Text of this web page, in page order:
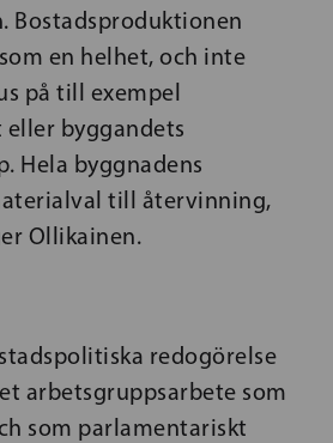
Bostadsproduktionen
en helhet, och inte
på till exempel
byggandets
Hela byggnadens
till återvinning,
Ollikainen.
redogörelse
arbetsgruppsarbete som
som parlamentariskt